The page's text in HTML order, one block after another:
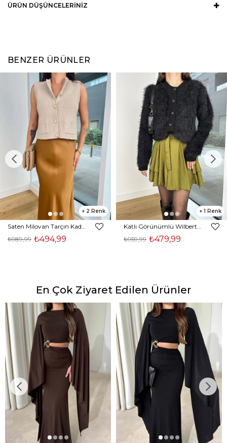
ÜRÜN DÜŞÜNCELERINIZ
BENZER ÜRÜNLER
2
₺494,99
₺989,99
1
₺479,99
₺959,99
En Çok Ziyaret Edilen Ürünler